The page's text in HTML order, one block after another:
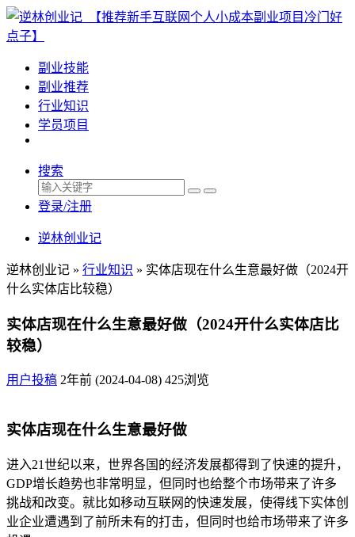
副业技能
副业推荐
行业知识
学员项目
搜索
登录/注册
逆林创业记
逆林创业记 » 行业知识 » 实体店现在什么生意最好做（2024开
什么实体店比较稳）
实体店现在什么生意最好做（2024开什么实体店比
较稳）
用户投稿 2年前 (2024-04-08) 425浏览
实体店现在什么生意最好做
进入21世纪以来，世界各国的经济发展都得到了快速的提升，
GDP增长趋势也非常明显，但同时也给整个市场带来了许多
挑战和改变。就比如移动互联网的快速发展，使得线下实体创
业企业遭遇到了前所未有的打击，但同时也给市场带来了许多